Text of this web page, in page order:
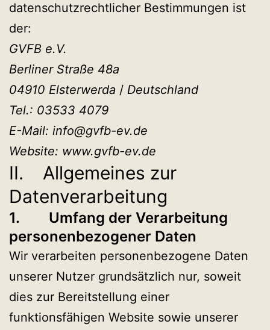
datenschutzrechtlicher Bestimmungen ist
der:
GVFB e.V.
Berliner Straße 48a
04910 Elsterwerda / Deutschland
Tel.: 03533 4079
E-Mail: info@gvfb-ev.de
Website: www.gvfb-ev.de
II. Allgemeines zur
Datenverarbeitung
1. Umfang der Verarbeitung
personenbezogener Daten
Wir verarbeiten personenbezogene Daten
unserer Nutzer grundsätzlich nur, soweit
dies zur Bereitstellung einer
funktionsfähigen Website sowie unserer